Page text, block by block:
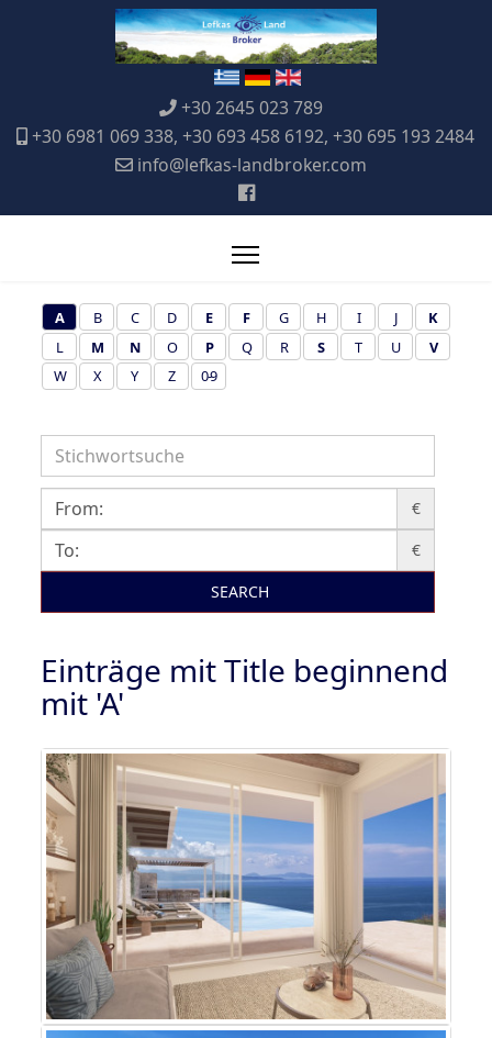
+30 2645 023 789
+30 6981 069 338, +30 693 458 6192, +30 695 193 2484
info@lefkas-landbroker.com
A B C D E F G H I J
K
L
M N O P Q R S T U
V
W
X Y Z 0-9
€
€
SEARCH
Einträge mit Title beginnend
mit 'A'